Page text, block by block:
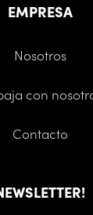
EMPRESA
Nosotros
con
Contacto